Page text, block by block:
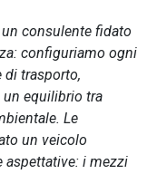
consulente fidato
configuriamo ogni
di trasporto,
un equilibrio tra
Le
un veicolo
aspettative: i mezzi